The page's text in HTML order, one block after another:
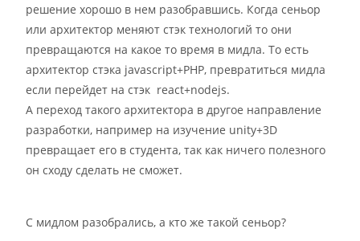
решение хорошо в нем разобравшись. Когда сеньор
или архитектор меняют стэк технологий то они
превращаются на какое то время в мидла. То есть
архитектор стэка javascript+PHP, превратиться мидла
если перейдет на стэк react+nodejs.
А переход такого архитектора в другое направление
разработки, например на изучение unity+3D
превращает его в студента, так как ничего полезного
он сходу сделать не сможет.
С мидлом разобрались, а кто же такой сеньор?